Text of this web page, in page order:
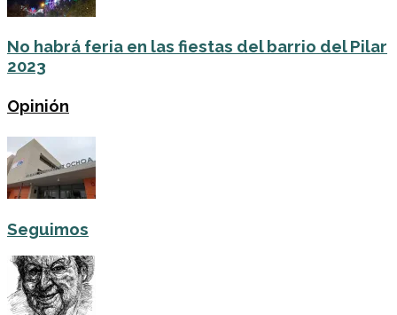
No habrá feria en las fiestas del barrio del Pilar
2023
Opinión
Seguimos